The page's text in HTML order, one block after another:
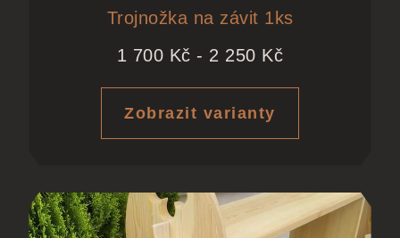
Trojnožka na závit 1ks
1 700 Kč - 2 250 Kč
Zobrazit varianty